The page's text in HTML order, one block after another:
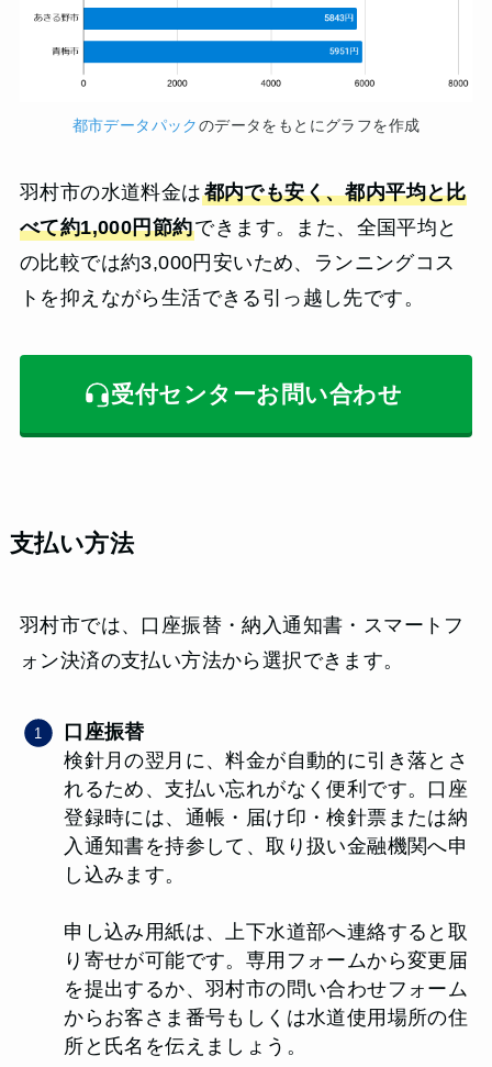
都市データパックのデータをもとにグラフを作成
羽村市の水道料金は都内でも安く、都内平均と比
べて約1,000円節約できます。また、全国平均と
の比較では約3,000円安いため、ランニングコス
トを抑えながら生活できる引っ越し先です。
受付センターお問い合わせ
支払い方法
羽村市では、口座振替・納入通知書・スマートフ
ォン決済の支払い方法から選択できます。
口座振替
検針月の翌月に、料金が自動的に引き落とさ
れるため、支払い忘れがなく便利です。口座
登録時には、通帳・届け印・検針票または納
入通知書を持参して、取り扱い金融機関へ申
し込みます。
申し込み用紙は、上下水道部へ連絡すると取
り寄せが可能です。専用フォームから変更届
を提出するか、羽村市の問い合わせフォーム
からお客さま番号もしくは水道使用場所の住
所と氏名を伝えましょう。